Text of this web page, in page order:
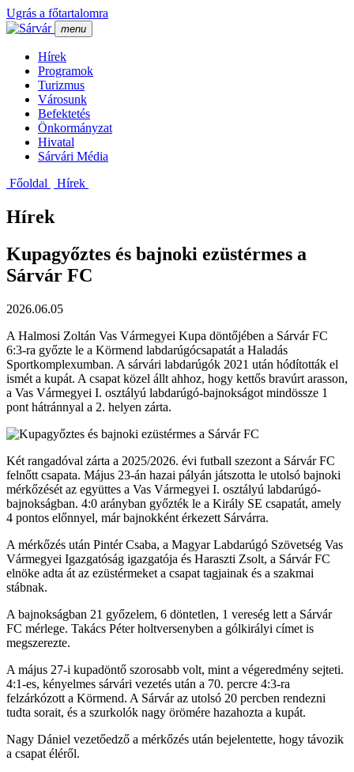
Ugrás a főtartalomra
menu
Hí­rek
Programok
Turizmus
Városunk
Befektetés
Önkormányzat
Hivatal
Sárvári Média
Főoldal
Hí­rek
Hírek
Kupagyőztes és bajnoki ezüstérmes a
Sárvár FC
2026.06.05
A Halmosi Zoltán Vas Vármegyei Kupa döntőjében a Sárvár FC
6:3-ra győzte le a Körmend labdarúgócsapatát a Haladás
Sportkomplexumban. A sárvári labdarúgók 2021 után hódították el
ismét a kupát. A csapat közel állt ahhoz, hogy kettős bravúrt arasson,
a Vas Vármegyei I. osztályú labdarúgó-bajnokságot mindössze 1
pont hátránnyal a 2. helyen zárta.
Két rangadóval zárta a 2025/2026. évi futball szezont a Sárvár FC
felnőtt csapata. Május 23-án hazai pályán játszotta le utolsó bajnoki
mérkőzését az együttes a Vas Vármegyei I. osztályú labdarúgó-
bajnokságban. 4:0 arányban győzték le a Király SE csapatát, amely
4 pontos előnnyel, már bajnokként érkezett Sárvárra.
A mérkőzés után Pintér Csaba, a Magyar Labdarúgó Szövetség Vas
Vármegyei Igazgatóság igazgatója és Haraszti Zsolt, a Sárvár FC
elnöke adta át az ezüstérmeket a csapat tagjainak és a szakmai
stábnak.
A bajnokságban 21 győzelem, 6 döntetlen, 1 vereség lett a Sárvár
FC mérlege. Takács Péter holtversenyben a gólkirályi címet is
megszerezte.
A május 27-i kupadöntő szorosabb volt, mint a végeredmény sejteti.
4:1-es, kényelmes sárvári vezetés után a 70. percre 4:3-ra
felzárkózott a Körmend. A Sárvár az utolsó 20 percben rendezni
tudta sorait, és a szurkolók nagy örömére hazahozta a kupát.
Nagy Dániel vezetőedző a mérkőzés után bejelentette, hogy távozik
a csapat éléről.